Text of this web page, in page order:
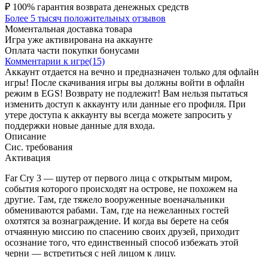
₽ 100% гарантия возврата денежных средств
Более 5 тысяч положительных отзывов
Моментальная доставка товара
Игра уже активирована на аккаунте
Оплата части покупки бонусами
Комментарии к игре(15)
Аккаунт отдается на вечно и предназначен только для офлайн
игры! После скачивания игры вы должны войти в офлайн
режим в EGS! Возврату не подлежит! Вам нельзя пытаться
изменить доступ к аккаунту или данные его профиля. При
утере доступа к аккаунту вы всегда можете запросить у
поддержки новые данные для входа.
Описание
Сис. требования
Активация
Far Cry 3 — шутер от первого лица с открытым миром,
события которого происходят на острове, не похожем на
другие. Там, где тяжело вооруженные военачальники
обмениваются рабами. Там, где на нежеланных гостей
охотятся за вознаграждение. И когда вы берете на себя
отчаянную миссию по спасению своих друзей, приходит
осознание того, что единственный способ избежать этой
черни — встретиться с ней лицом к лицу.